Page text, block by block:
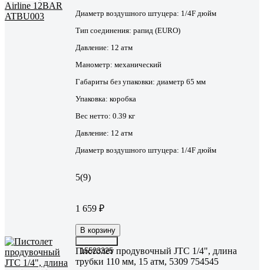
Диаметр воздушного штуцера: 1/4F дюйм
Тип соединения: рапид (EURO)
Давление: 12 атм
Манометр: механический
Габариты без упаковки: диаметр 65 мм
Упаковка: коробка
Вес нетто: 0.39 кг
Давление: 12 атм
Диаметр воздушного штуцера: 1/4F дюйм
5(9)
1 659 ₽
В корзину
15523325
Пистолет продувочный JTC 1/4", длина
трубки 110 мм, 15 атм, 5309 754545